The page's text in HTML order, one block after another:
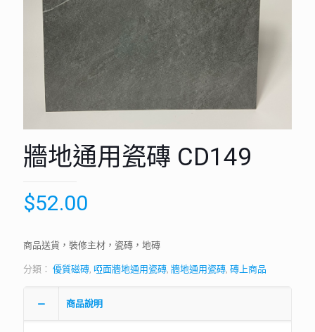
牆地通用瓷磚 CD149
$52.00
商品送貨，裝修主材，瓷磚，地磚
分類： 優質磁磚, 啞面牆地通用瓷磚, 牆地通用瓷磚, 磚上商品
商品說明